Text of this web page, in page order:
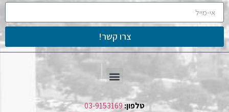
צרו קשר!
טלפון:03-9153169